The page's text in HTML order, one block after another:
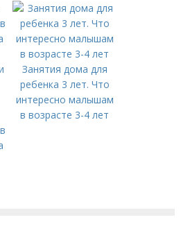
Занятия дома для
ребенка 3 лет. Что
интересно малышам
в возрасте 3-4 лет